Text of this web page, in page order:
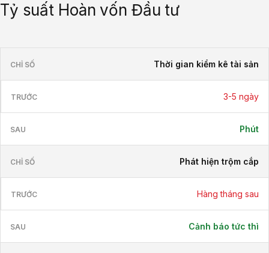
Tỷ suất Hoàn vốn Đầu tư
Thời gian kiểm kê tài sản
3-5 ngày
Phút
Phát hiện trộm cắp
Hàng tháng sau
Cảnh báo tức thì